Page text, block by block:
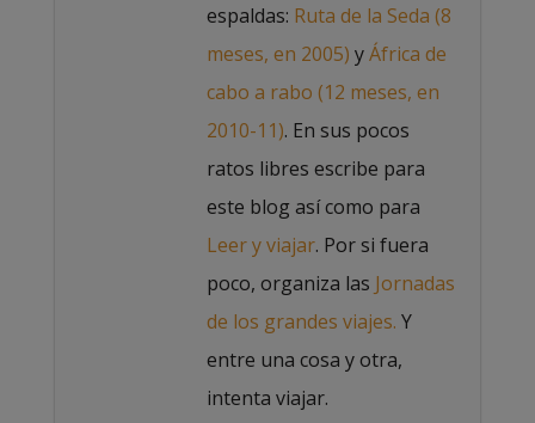
espaldas: Ruta de la Seda (8
meses, en 2005) yÁfrica de
cabo a rabo (12 meses, en
2010-11). En sus pocos
ratos libres escribe para
este blog así como para
Leer y viajar. Por si fuera
poco, organiza las Jornadas
de los grandes viajes. Y
entre una cosa y otra,
intenta viajar.